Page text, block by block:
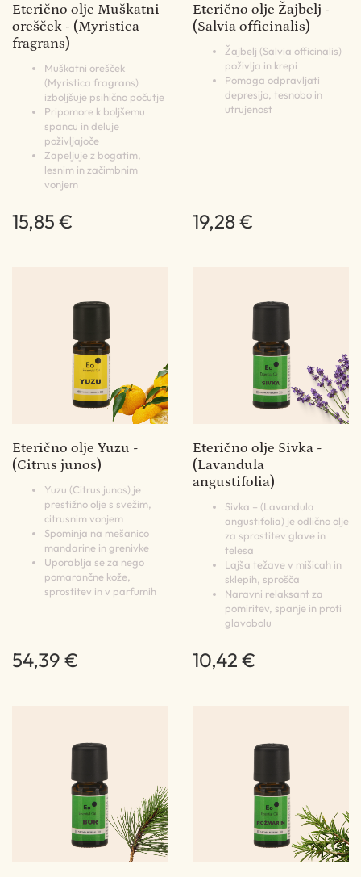
Eterično olje Muškatni
orešček - (Myristica
fragrans)
Muškatni orešček
(Myristica fragrans)
izboljšuje psihično počutje
Pripomore k boljšemu
spancu in deluje
poživljajoče
Zapeljuje z bogatim,
lesnim in začimbnim
vonjem
15,85 €
Eterično olje Žajbelj -
(Salvia officinalis)
Žajbelj (Salvia officinalis)
poživlja in krepi
Pomaga odpravljati
depresijo, tesnobo in
utrujenost
19,28 €
Eterično olje Yuzu -
(Citrus junos)
Yuzu (Citrus junos) je
prestižno olje s svežim,
citrusnim vonjem
Spominja na mešanico
mandarine in grenivke
Uporablja se za nego
pomarančne kože,
sprostitev in v parfumih
54,39 €
Eterično olje Sivka -
(Lavandula
angustifolia)
Sivka – (Lavandula
angustifolia) je odlično olje
za sprostitev glave in
telesa
Lajša težave v mišicah in
sklepih, sprošča
Naravni relaksant za
pomiritev, spanje in proti
glavobolu
10,42 €